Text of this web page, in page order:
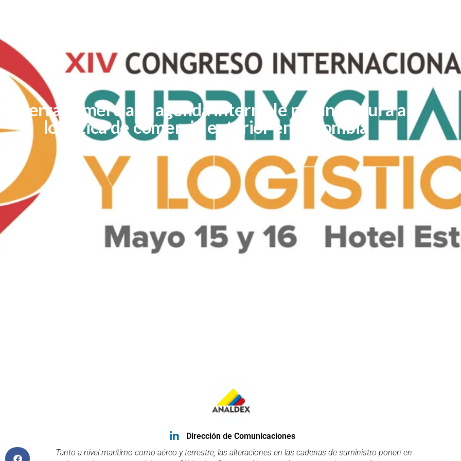
Guerra comercial y agenda interna le pasan factura a
logística de comercio exterior en Colombia
Dirección de Comunicaciones
Tanto a nivel marítimo como aéreo y terrestre, las alteraciones en las cadenas de suministro ponen en